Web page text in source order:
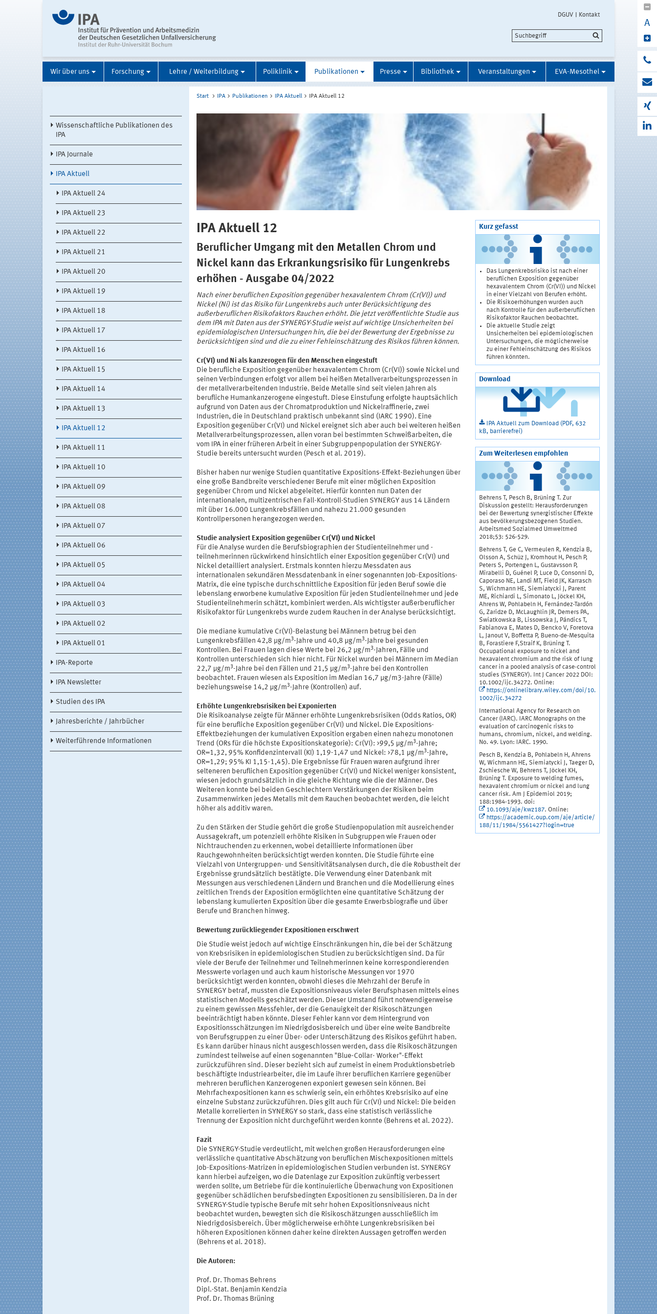
DGUV Kontakt
A
Wir über uns Forschung Lehre / Weiterbildung Poliklinik Publikationen Presse Bibliothek Veranstaltungen EVA-Mesothel
Wissenschaftliche Publikationen des
IPA
IPA Journale
IPA Aktuell
IPA Aktuell 24
IPA Aktuell 23
IPA Aktuell 22
IPA Aktuell 21
IPA Aktuell 20
IPA Aktuell 19
IPA Aktuell 18
IPA Aktuell 17
IPA Aktuell 16
IPA Aktuell 15
IPA Aktuell 14
IPA Aktuell 13
IPA Aktuell 12
IPA Aktuell 11
IPA Aktuell 10
IPA Aktuell 09
IPA Aktuell 08
IPA Aktuell 07
IPA Aktuell 06
IPA Aktuell 05
IPA Aktuell 04
IPA Aktuell 03
IPA Aktuell 02
IPA Aktuell 01
IPA-Reporte
IPA Newsletter
Studien des IPA
Jahresberichte / Jahrbücher
Weiterführende Informationen
Start IPA Publikationen IPA Aktuell IPA Aktuell 12
IPA Aktuell 12
Beruflicher Umgang mit den Metallen Chrom und
Nickel kann das Erkrankungsrisiko für Lungenkrebs
erhöhen - Ausgabe 04/2022
Nach einer beruflichen Exposition gegenüber hexavalentem Chrom (Cr(VI)) und
Nickel (Ni) ist das Risiko für Lungenkrebs auch unter Berücksichtigung des
außerberuflichen Risikofaktors Rauchen erhöht. Die jetzt veröffentlichte Studie aus
dem IPA mit Daten aus der SYNERGY-Studie weist auf wichtige Unsicherheiten bei
epidemiologischen Untersuchungen hin, die bei der Bewertung der Ergebnisse zu
berücksichtigen sind und die zu einer Fehleinschätzung des Risikos führen können.
Cr(VI) und Ni als kanzerogen für den Menschen eingestuft
Die berufliche Exposition gegenüber hexavalentem Chrom (Cr(VI)) sowie Nickel und
seinen Verbindungen erfolgt vor allem bei heißen Metallverarbeitungsprozessen in
der metallverarbeitenden Industrie. Beide Metalle sind seit vielen Jahren als
berufliche Humankanzerogene eingestuft. Diese Einstufung erfolgte hauptsächlich
aufgrund von Daten aus der Chromatproduktion und Nickelraffinerie, zwei
Industrien, die in Deutschland praktisch unbekannt sind (IARC 1990). Eine
Exposition gegenüber Cr(VI) und Nickel ereignet sich aber auch bei weiteren heißen
Metallverarbeitungsprozessen, allen voran bei bestimmten Schweißarbeiten, die
vom IPA in einer früheren Arbeit in einer Subgruppenpopulation der SYNERGY-
Studie bereits untersucht wurden (Pesch et al. 2019).
Bisher haben nur wenige Studien quantitative Expositions-Effekt-Beziehungen über
eine große Bandbreite verschiedener Berufe mit einer möglichen Exposition
gegenüber Chrom und Nickel abgeleitet. Hierfür konnten nun Daten der
internationalen, multizentrischen Fall-Kontroll-Studien SYNERGY aus 14 Ländern
mit über 16.000 Lungenkrebsfällen und nahezu 21.000 gesunden
Kontrollpersonen herangezogen werden.
Studie analysiert Exposition gegenüber Cr(VI) und Nickel
Für die Analyse wurden die Berufsbiographien der Studienteilnehmer und -
teilnehmerinnen rückwirkend hinsichtlich einer Exposition gegenüber Cr(VI) und
Nickel detailliert analysiert. Erstmals konnten hierzu Messdaten aus
internationalen sekundären Messdatenbank in einer sogenannten Job-Expositions-
Matrix, die eine typische durchschnittliche Exposition für jeden Beruf sowie die
lebenslang erworbene kumulative Exposition für jeden Studienteilnehmer und jede
Studienteilnehmerin schätzt, kombiniert werden. Als wichtigster außerberuflicher
Risikofaktor für Lungenkrebs wurde zudem Rauchen in der Analyse berücksichtigt.
Die mediane kumulative Cr(VI)-Belastung bei Männern betrug bei den
Lungenkrebsfällen 42,8 μg/m3-Jahre und 40,8 μg/m3-Jahre bei gesunden
Kontrollen. Bei Frauen lagen diese Werte bei 26,2 μg/m3-Jahren, Fälle und
Kontrollen unterschieden sich hier nicht. Für Nickel wurden bei Männern im Median
22,7 μg/m3-Jahre bei den Fällen und 21,5 μg/m3-Jahre bei den Kontrollen
beobachtet. Frauen wiesen als Exposition im Median 16,7 μg/m3-Jahre (Fälle)
beziehungsweise 14,2 μg/m3-Jahre (Kontrollen) auf.
Erhöhte Lungenkrebsrisiken bei Exponierten
Die Risikoanalyse zeigte für Männer erhöhte Lungenkrebsrisiken (Odds Ratios, OR)
für eine berufliche Exposition gegenüber Cr(VI) und Nickel. Die Expositions-
Effektbeziehungen der kumulativen Exposition ergaben einen nahezu monotonen
Trend (ORs für die höchste Expositionskategorie): Cr(VI): >99,5 μg/m3-Jahre;
OR=1,32, 95% Konfidenzintervall (KI) 1,19-1,47 und Nickel: >78,1 μg/m3-Jahre,
OR=1,29; 95% KI 1,15-1,45). Die Ergebnisse für Frauen waren aufgrund ihrer
selteneren beruflichen Exposition gegenüber Cr(VI) und Nickel weniger konsistent,
wiesen jedoch grundsätzlich in die gleiche Richtung wie die der Männer. Des
Weiteren konnte bei beiden Geschlechtern Verstärkungen der Risiken beim
Zusammenwirken jedes Metalls mit dem Rauchen beobachtet werden, die leicht
höher als additiv waren.
Zu den Stärken der Studie gehört die große Studienpopulation mit ausreichender
Aussagekraft, um potenziell erhöhte Risiken in Subgruppen wie Frauen oder
Nichtrauchenden zu erkennen, wobei detaillierte Informationen über
Rauchgewohnheiten berücksichtigt werden konnten. Die Studie führte eine
Vielzahl von Untergruppen- und Sensitivitätsanalysen durch, die die Robustheit der
Ergebnisse grundsätzlich bestätigte. Die Verwendung einer Datenbank mit
Messungen aus verschiedenen Ländern und Branchen und die Modellierung eines
zeitlichen Trends der Exposition ermöglichten eine quantitative Schätzung der
lebenslang kumulierten Exposition über die gesamte Erwerbsbiografie und über
Berufe und Branchen hinweg.
Bewertung zurückliegender Expositionen erschwert
Die Studie weist jedoch auf wichtige Einschränkungen hin, die bei der Schätzung
von Krebsrisiken in epidemiologischen Studien zu berücksichtigen sind. Da für
viele der Berufe der Teilnehmer und Teilnehmerinnen keine korrespondierenden
Messwerte vorlagen und auch kaum historische Messungen vor 1970
berücksichtigt werden konnten, obwohl dieses die Mehrzahl der Berufe in
SYNERGY betraf, mussten die Expositionsniveaus vieler Berufsphasen mittels eines
statistischen Modells geschätzt werden. Dieser Umstand führt notwendigerweise
zu einem gewissen Messfehler, der die Genauigkeit der Risikoschätzungen
beeinträchtigt haben könnte. Dieser Fehler kann vor dem Hintergrund von
Expositionsschätzungen im Niedrigdosisbereich und über eine weite Bandbreite
von Berufsgruppen zu einer Über- oder Unterschätzung des Risikos geführt haben.
Es kann darüber hinaus nicht ausgeschlossen werden, dass die Risikoschätzungen
zumindest teilweise auf einen sogenannten "Blue-Collar- Worker"-Effekt
zurückzuführen sind. Dieser bezieht sich auf zumeist in einem Produktionsbetrieb
beschäftigte Industriearbeiter, die im Laufe ihrer beruflichen Karriere gegenüber
mehreren beruflichen Kanzerogenen exponiert gewesen sein können. Bei
Mehrfachexpositionen kann es schwierig sein, ein erhöhtes Krebsrisiko auf eine
einzelne Substanz zurückzuführen. Dies gilt auch für Cr(VI) und Nickel: Die beiden
Metalle korrelierten in SYNERGY so stark, dass eine statistisch verlässliche
Trennung der Exposition nicht durchgeführt werden konnte (Behrens et al. 2022).
Fazit
Die SYNERGY-Studie verdeutlicht, mit welchen großen Herausforderungen eine
verlässliche quantitative Abschätzung von beruflichen Mischexpositionen mittels
Job-Expositions-Matrizen in epidemiologischen Studien verbunden ist. SYNERGY
kann hierbei aufzeigen, wo die Datenlage zur Exposition zukünftig verbessert
werden sollte, um Betriebe für die kontinuierliche Überwachung von Expositionen
gegenüber schädlichen berufsbedingten Expositionen zu sensibilisieren. Da in der
SYNERGY-Studie typische Berufe mit sehr hohen Expositionsniveaus nicht
beobachtet wurden, bewegten sich die Risikoschätzungen ausschließlich im
Niedrigdosisbereich. Über möglicherweise erhöhte Lungenkrebsrisiken bei
höheren Expositionen können daher keine direkten Aussagen getroffen werden
(Behrens et al. 2018).
Die Autoren:
Prof. Dr. Thomas Behrens
Dipl.-Stat. Benjamin Kendzia
Prof. Dr. Thomas Brüning
Kurz gefasst
Das Lungenkrebsrisiko ist nach einer
beruflichen Exposition gegenüber
hexavalentem Chrom (Cr(VI)) und Nickel
in einer Vielzahl von Berufen erhöht.
Die Risikoerhöhungen wurden auch
nach Kontrolle für den außerberuflichen
Risikofaktor Rauchen beobachtet.
Die aktuelle Studie zeigt
Unsicherheiten bei epidemiologischen
Untersuchungen, die möglicherweise
zu einer Fehleinschätzung des Risikos
führen könnten.
Download
IPA Aktuell zum Download (PDF, 632
kB, barrierefrei)
Zum Weiterlesen empfohlen
Behrens T, Pesch B, Brüning T. Zur
Diskussion gestellt: Herausforderungen
bei der Bewertung synergistischer Effekte
aus bevölkerungsbezogenen Studien.
Arbeitsmed Sozialmed Umweltmed
2018;53: 526-529.
Behrens T, Ge C, Vermeulen R, Kendzia B,
Olsson A, Schüz J, Kromhout H, Pesch P,
Peters S, Portengen L, Gustavsson P,
Mirabelli D, Guénel P, Luce D, Consonni D,
Caporaso NE, Landi MT, Field JK, Karrasch
S, Wichmann HE, Siemiatycki J, Parent
ME, Richiardi L, Simonato L, Jöckel KH,
Ahrens W, Pohlabeln H, Fernández-Tardón
G, Zaridze D, McLaughlin JR, Demers PA,
Światkowska B, Lissowska J, Pándics T,
Fabianova E, Mates D, Bencko V, Foretova
L, Janout V, Boffetta P, Bueno-de-Mesquita
B, Forastiere F,Straif K, Brüning T.
Occupational exposure to nickel and
hexavalent chromium and the risk of lung
cancer in a pooled analysis of case-control
studies (SYNERGY). Int J Cancer 2022 DOI:
10.1002/ijc.34272. Online:
https://onlinelibrary.wiley.com/doi/10.
1002/ijc.34272
International Agency for Research on
Cancer (IARC). IARC Monographs on the
evaluation of carcinogenic risks to
humans, chromium, nickel, and welding.
No. 49. Lyon: IARC. 1990.
Pesch B, Kendzia B, Pohlabeln H, Ahrens
W, Wichmann HE, Siemiatycki J, Taeger D,
Zschiesche W, Behrens T, Jöckel KH,
Brüning T. Exposure to welding fumes,
hexavalent chromium or nickel and lung
cancer risk. Am J Epidemiol 2019;
188:1984-1993. doi:
10.1093/aje/kwz187. Online:
https://academic.oup.com/aje/article/
188/11/1984/5561427?login=true